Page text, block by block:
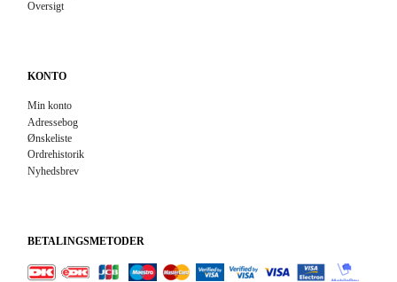
Oversigt
KONTO
Min konto
Adressebog
Ønskeliste
Ordrehistorik
Nyhedsbrev
BETALINGSMETODER